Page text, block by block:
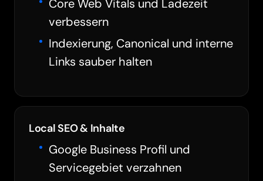
Core Web Vitals und Ladezeit
verbessern
Indexierung, Canonical und interne
Links sauber halten
Local SEO & Inhalte
Google Business Profil und
Servicegebiet verzahnen